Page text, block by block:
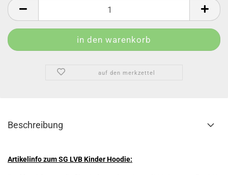
auf den merkzettel
Beschreibung
Artikelinfo zum SG LVB Kinder Hoodie: